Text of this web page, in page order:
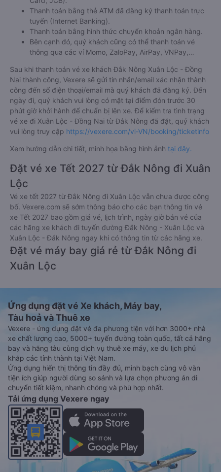
Thanh toán bằng thẻ ATM đã đăng ký thanh toán trực
tuyến (Internet Banking).
Thanh toán bằng hình thức chuyển khoản ngân hàng.
Bên cạnh đó, quý khách cũng có thể thanh toán vé
thông qua các ví Momo, ZaloPay, AirPay, VNPay,…
Sau khi thanh toán vé xe khách Đắk Nông Xuân Lộc - Đồng
Nai thành công, Vexere sẽ gửi tin nhắn/email xác nhận thành
công đến số điện thoại/email mà quý khách đã đăng ký. Đến
ngày đi, quý khách vui lòng có mặt tại điểm đón trước 30
phút giờ khởi hành để chuẩn bị lên xe. Để kiểm tra tình trạng
vé xe đi Xuân Lộc - Đồng Nai từ Đắk Nông đã đặt, quý khách
vui lòng truy cập https://vexere.com/vi-VN/booking/ticketinfo
Xem hướng dẫn chi tiết, minh họa bằng hình ảnh tại đây.
Đặt vé xe Tết 2027 từ Đắk Nông đi Xuân
Lộc
Vé xe tết 2027 từ Đắk Nông đi Xuân Lộc vẫn chưa được công
bố. Vexere.com sẽ sớm thông báo cho các bạn thông tin vé
xe Tết 2027 bao gồm giá vé, lịch trình, ngày giờ bán vé của
các hãng xe khách đi tuyến đường Đắk Nông - Xuân Lộc và
Xuân Lộc - Đắk Nông ngay khi có thông tin từ các hãng xe.
Đặt vé máy bay giá rẻ từ Đắk Nông đi
Xuân Lộc
Ứng dụng đặt vé Xe khách, Máy bay,
Tàu hoả và Thuê xe
Vexere - ứng dụng đặt vé đa phương tiện với hơn 3000+ nhà
xe chất lượng cao, 5000+ tuyến đường toàn quốc, tất cả hãng
bay và hãng tàu cùng dịch vụ thuê xe máy, xe du lịch phủ
khắp các tỉnh thành tại Việt Nam.
Ứng dụng hiển thị thông tin đầy đủ, minh bạch cùng vô vàn
tiện ích giúp người dùng so sánh và lựa chọn phương án di
chuyển tiết kiệm, nhanh chóng và phù hợp nhất.
Tải ứng dụng Vexere ngay